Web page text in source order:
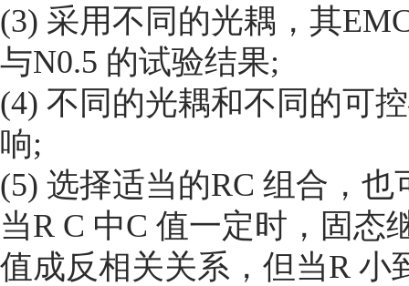
(3) 采用不同的光耦，其
与N0.5 的试验结果;
(4) 不同的光耦和不同的可
响;
(5) 选择适当的RC 组合，也
当R C 中C 值一定时，固态
值成反相关关系，但当R